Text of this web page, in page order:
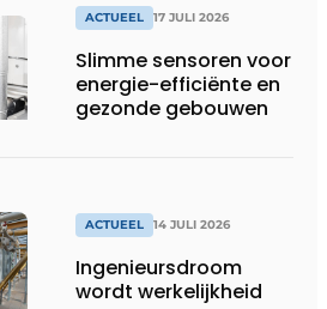
productiebedrijven
draaiende
ACTUEEL 17 JULI 2026
Slimme sensoren voor
energie-efficiënte en
gezonde gebouwen
ACTUEEL 14 JULI 2026
Ingenieursdroom
wordt werkelijkheid